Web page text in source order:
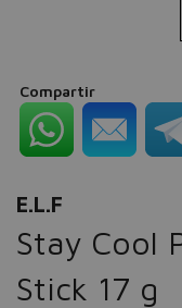
Compartir
E.L.F
Stay Cool
Stick 17 g